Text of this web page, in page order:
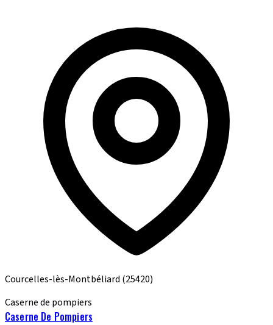
Courcelles-lès-Montbéliard (25420)
Caserne de pompiers
Caserne De Pompiers